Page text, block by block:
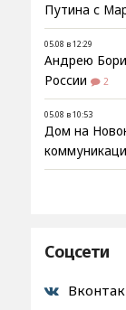
Путина с
05.08 в 12:29
Андрею
России
2
05.08 в 10:53
Дом на
Соцсети